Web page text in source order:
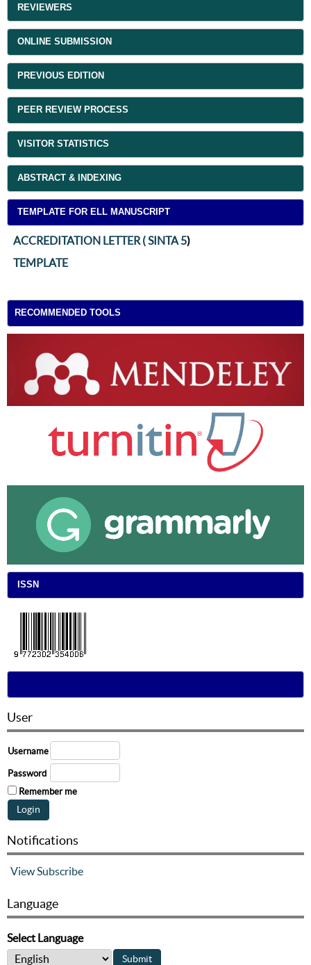
REVIEWERS
ONLINE SUBMISSION
PREVIOUS EDITION
PEER REVIEW PROCESS
VISITOR STATISTICS
ABSTRACT & INDEXING
TEMPLATE FOR ELL MANUSCRIPT
ACCREDITATION LETTER ( SINTA 5)
TEMPLATE
RECOMMENDED TOOLS
ISSN
User
Username
Password
Remember me
Notifications
View Subscribe
Language
Select Language